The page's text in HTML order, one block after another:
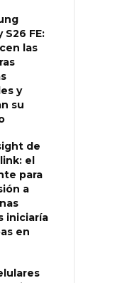
S26 FE:
las
y
su
de
el
para
a
iniciaría
en